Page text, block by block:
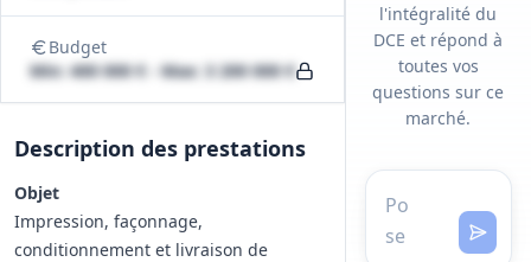
Budget
Min: 400 000 € - Max: 3 200 000 €
Description des prestations
Objet
Impression, façonnage,
conditionnement et livraison de
l'intégralité du
DCE et répond à
toutes vos
questions sur ce
marché.